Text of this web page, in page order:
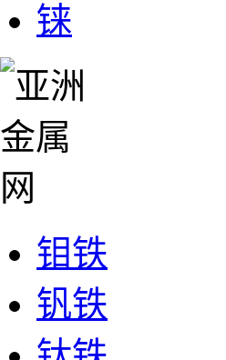
铼
钼铁
钒铁